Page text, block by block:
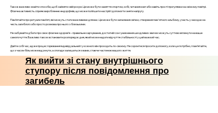
Також важливо знайти способи, щоб зайняти свій розум. Це може бути заняття спортом, хобі, читання книг або навіть прості прогулянки на свіжому повітрі.
Фізична активність сприяє виробленню ендорфінів, що може поліпшити настрій і допомогти зняти напругу.
Пам’ятайте про ритуали пам’яті, які можуть стати важливими для вас. Це може бути запалення свічки, створення пам'ятного альбому, участь у заходах на
честь загиблого або просто розмова про нього з близькими.
Не забувайте дбати про своє фізичне здоров’я – правильне харчування, достатній сон і уникнення шкодливих звичок можуть суттєво вплинути на ваше
самопочуття. Важливо також встановити розпорядок дня, який може надати відчуття стабільності у цей важкий час.
Дайте собі час, адже процес горювання індивідуальний і у кожного він проходить по-своєму. Не соромтеся просити допомогу, коли це потрібно, і пам’ятайте,
що з часом біль може вщухнути, а спогади залишаться з вами, стаючи частиною вашого життя.
Як вийти зі стану внутрішнього
ступору після повідомлення про
загибель